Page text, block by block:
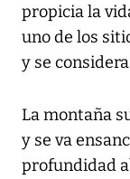
propicia la
uno de los
y se
La montaña
y se va
profundidad